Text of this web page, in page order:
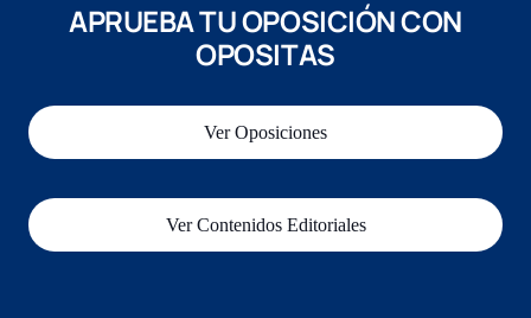
APRUEBA TU OPOSICIÓN CON
OPOSITAS
Ver Oposiciones
Ver Contenidos Editoriales